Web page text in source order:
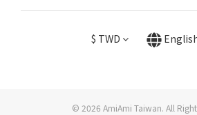
$ TWD
© 2026 AmiAmi Taiwan. All